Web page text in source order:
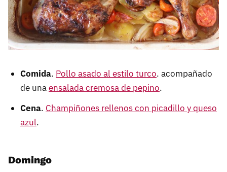
Comida. Pollo asado al estilo turco. acompañado
de unaensalada cremosa de pepino.
Cena. Champiñones rellenos con picadillo y queso
azul.
Domingo